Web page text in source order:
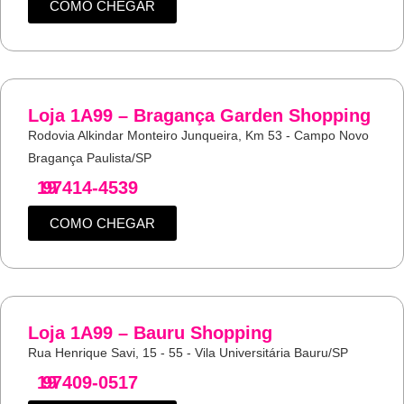
COMO CHEGAR
Loja 1A99 – Bragança Garden Shopping
Rodovia Alkindar Monteiro Junqueira, Km 53 - Campo Novo
Bragança Paulista/SP
19
97414-4539
COMO CHEGAR
Loja 1A99 – Bauru Shopping
Rua Henrique Savi, 15 - 55 - Vila Universitária Bauru/SP
19
97409-0517